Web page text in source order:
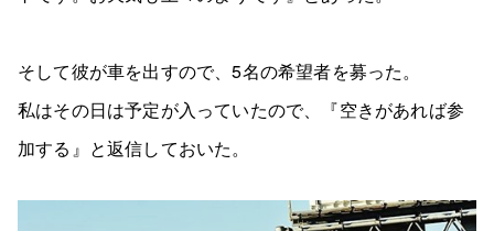
そして彼が車を出すので、5名の希望者を募った。
私はその日は予定が入っていたので、『空きがあれば参
加する』と返信しておいた。